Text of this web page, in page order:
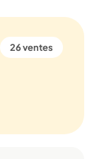
26 ventes